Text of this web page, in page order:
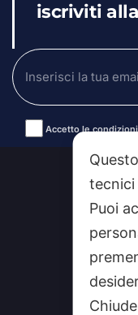
iscriviti
Accetto le
Alternative:
tecnici
Puoi